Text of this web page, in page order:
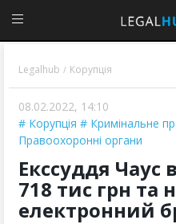
Legalhub / Корупція
08.02.2022, 14:10
Корупція
Кримінальне
Правоохоронні органи
Екссуддя Чаус
718 тис грн та
електронний